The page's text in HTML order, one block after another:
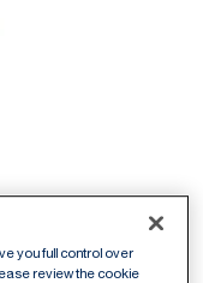
you full control over
review the cookie